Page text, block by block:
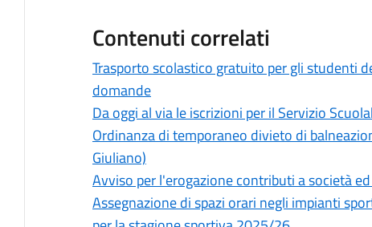
Contenuti correlati
Trasporto scolastico gratuito per gli studenti
domande
Da oggi al via le iscrizioni per il Servizio
Ordinanza di temporaneo divieto di
Giuliano)
Avviso per l'erogazione contributi a società
Assegnazione di spazi orari negli impianti